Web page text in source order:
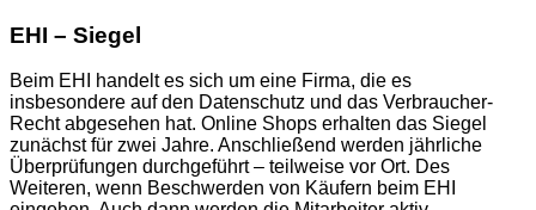
EHI – Siegel
Beim EHI handelt es sich um eine Firma, die es
insbesondere auf den Datenschutz und das Verbraucher-
Recht abgesehen hat. Online Shops erhalten das Siegel
zunächst für zwei Jahre. Anschließend werden jährliche
Überprüfungen durchgeführt – teilweise vor Ort. Des
Weiteren, wenn Beschwerden von Käufern beim EHI